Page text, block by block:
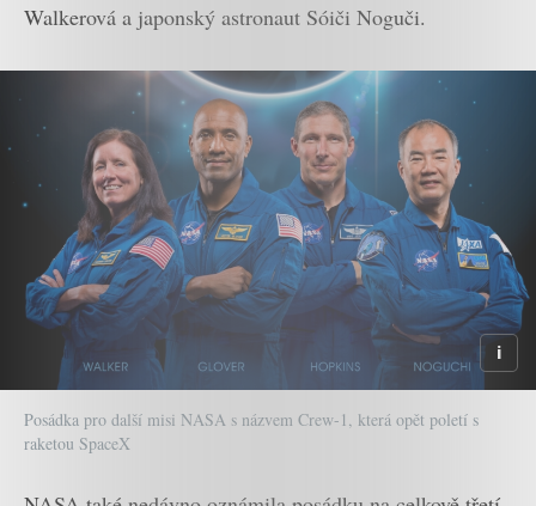
Walkerová a japonský astronaut Sóiči Noguči.
Posádka pro další misi NASA s názvem Crew-1, která opět poletí s
raketou SpaceX